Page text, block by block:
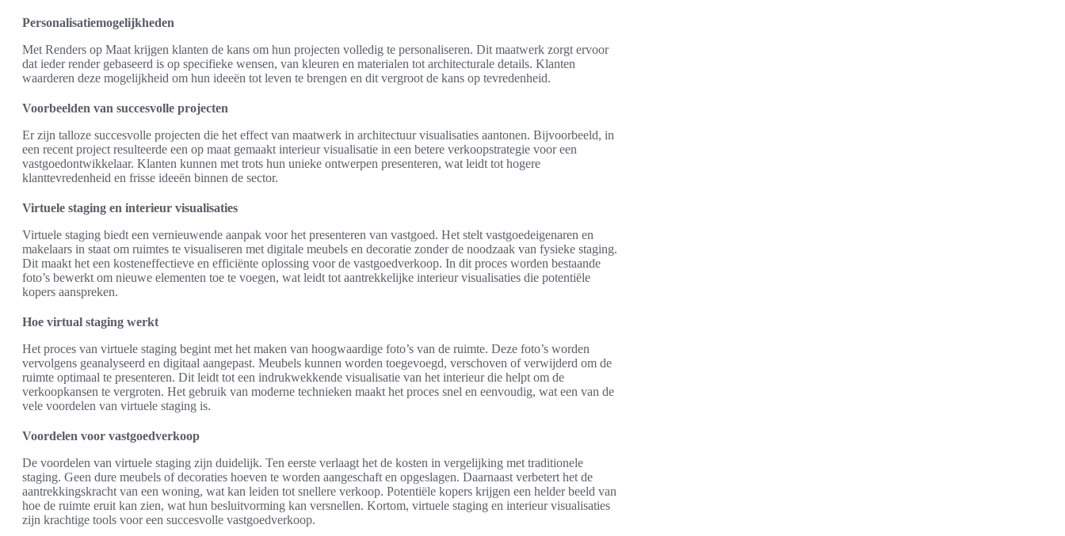
Personalisatiemogelijkheden
Met Renders op Maat krijgen klanten de kans om hun projecten volledig te personaliseren. Dit maatwerk zorgt ervoor
dat ieder render gebaseerd is op specifieke wensen, van kleuren en materialen tot architecturale details. Klanten
waarderen deze mogelijkheid om hun ideeën tot leven te brengen en dit vergroot de kans op tevredenheid.
Voorbeelden van succesvolle projecten
Er zijn talloze succesvolle projecten die het effect van maatwerk in architectuur visualisaties aantonen. Bijvoorbeeld, in
een recent project resulteerde een op maat gemaakt interieur visualisatie in een betere verkoopstrategie voor een
vastgoedontwikkelaar. Klanten kunnen met trots hun unieke ontwerpen presenteren, wat leidt tot hogere
klanttevredenheid en frisse ideeën binnen de sector.
Virtuele staging en interieur visualisaties
Virtuele staging biedt een vernieuwende aanpak voor het presenteren van vastgoed. Het stelt vastgoedeigenaren en
makelaars in staat om ruimtes te visualiseren met digitale meubels en decoratie zonder de noodzaak van fysieke staging.
Dit maakt het een kosteneffectieve en efficiënte oplossing voor de vastgoedverkoop. In dit proces worden bestaande
foto’s bewerkt om nieuwe elementen toe te voegen, wat leidt tot aantrekkelijke interieur visualisaties die potentiële
kopers aanspreken.
Hoe virtual staging werkt
Het proces van virtuele staging begint met het maken van hoogwaardige foto’s van de ruimte. Deze foto’s worden
vervolgens geanalyseerd en digitaal aangepast. Meubels kunnen worden toegevoegd, verschoven of verwijderd om de
ruimte optimaal te presenteren. Dit leidt tot een indrukwekkende visualisatie van het interieur die helpt om de
verkoopkansen te vergroten. Het gebruik van moderne technieken maakt het proces snel en eenvoudig, wat een van de
vele voordelen van virtuele staging is.
Voordelen voor vastgoedverkoop
De voordelen van virtuele staging zijn duidelijk. Ten eerste verlaagt het de kosten in vergelijking met traditionele
staging. Geen dure meubels of decoraties hoeven te worden aangeschaft en opgeslagen. Daarnaast verbetert het de
aantrekkingskracht van een woning, wat kan leiden tot snellere verkoop. Potentiële kopers krijgen een helder beeld van
hoe de ruimte eruit kan zien, wat hun besluitvorming kan versnellen. Kortom, virtuele staging en interieur visualisaties
zijn krachtige tools voor een succesvolle vastgoedverkoop.